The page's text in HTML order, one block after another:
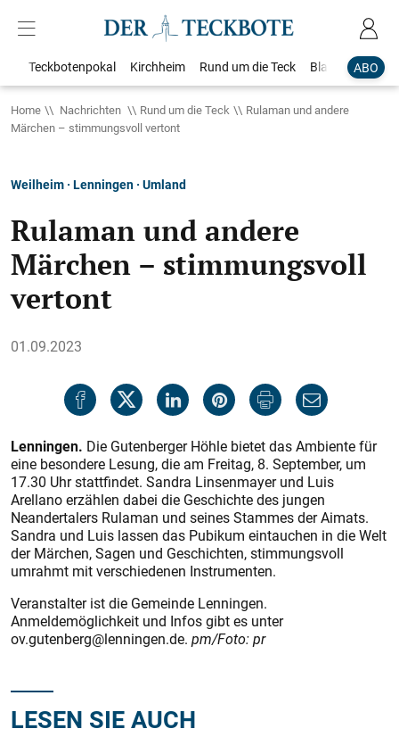
ABO
Teckbotenpokal Kirchheim Rund um die Teck Blaulicht
Home Nachrichten Rund um die Teck
Rulaman und andere
Märchen – stimmungsvoll vertont
Weilheim · Lenningen · Umland
Rulaman und andere
Märchen – stimmungsvoll
vertont
01.09.2023
Lenningen. Die Gutenberger Höhle bietet das Ambiente für
eine besondere Lesung, die am Freitag, 8. September, um
17.30 Uhr stattfindet. Sandra Linsenmayer und Luis
Arellano erzählen dabei die Geschichte des jungen
Neandertalers Rulaman und seines Stammes der Aimats.
Sandra und Luis lassen das Pubikum eintauchen in die Welt
der Märchen, Sagen und Geschichten, stimmungsvoll
umrahmt mit verschiedenen Instrumenten.
Veranstalter ist die Gemeinde Lenningen.
Anmeldemöglichkeit und Infos gibt es unter
ov.gutenberg@lenningen.de. pm/Foto: pr
LESEN SIE AUCH